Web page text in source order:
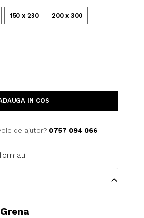
150 x 230 200 x 300
IN COS
de ajutor? 0757 094 066